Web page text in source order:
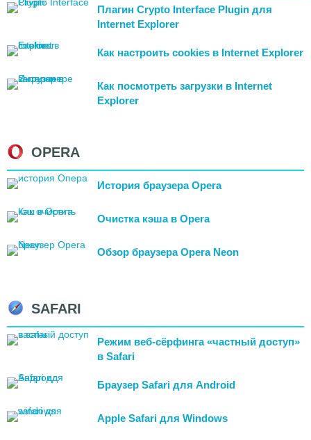
Плагин Сrypto Interface Plugin для
Internet Explorer
Как настроить cookies в Internet Explorer
Как посмотреть загрузки в Internet
Explorer
OPERA
История браузера Opera
Очистка кэша в Opera
Обзор браузера Opera Neon
SAFARI
Режим веб-сёрфинга «частный доступ»
в Safari
Браузер Safari для Android
Apple Safari для Windows